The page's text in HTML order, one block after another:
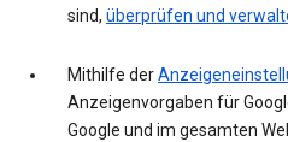
sind, überprüfen und
Mithilfe der
Anzeigenvorgaben für
Google und im gesamten